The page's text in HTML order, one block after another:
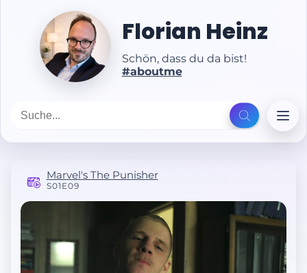
Florian Heinz
Schön, dass du da bist!
#aboutme
Marvel's The Punisher
S01E09